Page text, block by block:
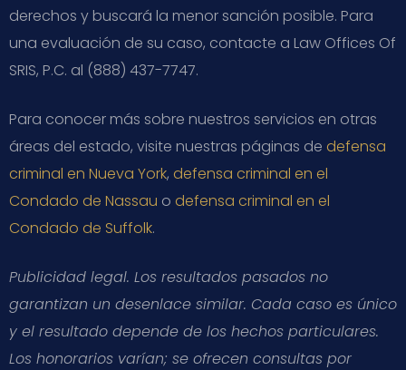
derechos y buscará la menor sanción posible. Para
una evaluación de su caso, contacte a Law Offices Of
SRIS, P.C. al (888) 437-7747.
Para conocer más sobre nuestros servicios en otras
áreas del estado, visite nuestras páginas de defensa
criminal en Nueva York, defensa criminal en el
Condado de Nassau o defensa criminal en el
Condado de Suffolk.
Publicidad legal. Los resultados pasados no
garantizan un desenlace similar. Cada caso es único
y el resultado depende de los hechos particulares.
Los honorarios varían; se ofrecen consultas por